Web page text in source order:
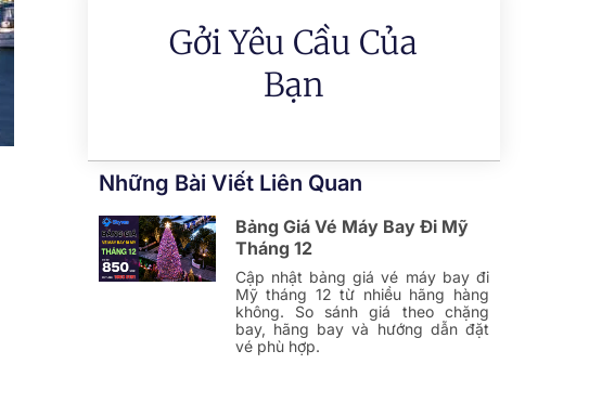
Gởi Yêu Cầu Của
Bạn
Những Bài Viết Liên Quan
Bảng Giá Vé Máy Bay Đi Mỹ
Tháng 12
Cập nhật bảng giá vé máy bay đi
Mỹ tháng 12 từ nhiều hãng hàng
không. So sánh giá theo chặng
bay, hãng bay và hướng dẫn đặt
vé phù hợp.